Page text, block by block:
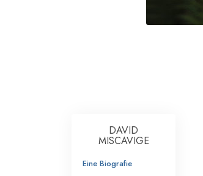
DAVID
MISCAVIGE
Eine Biografie